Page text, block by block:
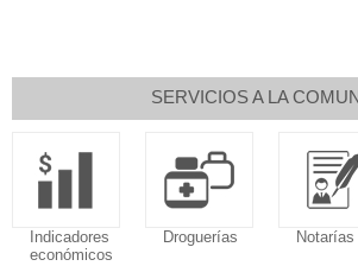
SERVICIOS A LA
Indicadores
económicos
Droguerías Notarías